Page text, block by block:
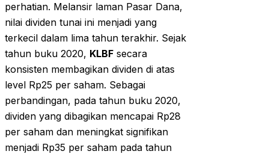
perhatian. Melansir laman Pasar Dana,
nilai dividen tunai ini menjadi yang
terkecil dalam lima tahun terakhir. Sejak
tahun buku 2020, KLBF secara
konsisten membagikan dividen di atas
level Rp25 per saham. Sebagai
perbandingan, pada tahun buku 2020,
dividen yang dibagikan mencapai Rp28
per saham dan meningkat signifikan
menjadi Rp35 per saham pada tahun